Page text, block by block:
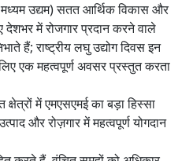
उद्यम) सतत आर्थिक विकास और
देशभर में रोजगार प्रदान करने वाले
हैं; राष्ट्रीय लघु उद्योग दिवस इन
एक महत्वपूर्ण अवसर प्रस्तुत करता
में एमएसएमई का बड़ा हिस्सा
और रोज़गार में महत्वपूर्ण योगदान